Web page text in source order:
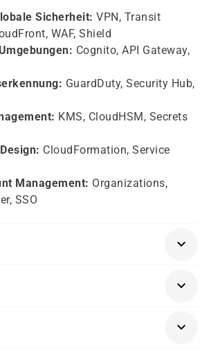
Sicherheit: VPN, Transit
WAF, Shield
Cognito, API Gateway,
GuardDuty, Security Hub,
KMS, CloudHSM, Secrets
CloudFormation, Service
Management: Organizations,
SSO
IT-Sicherheitspraktiken und
AWS Security Essentials (SEC-
und -architekten